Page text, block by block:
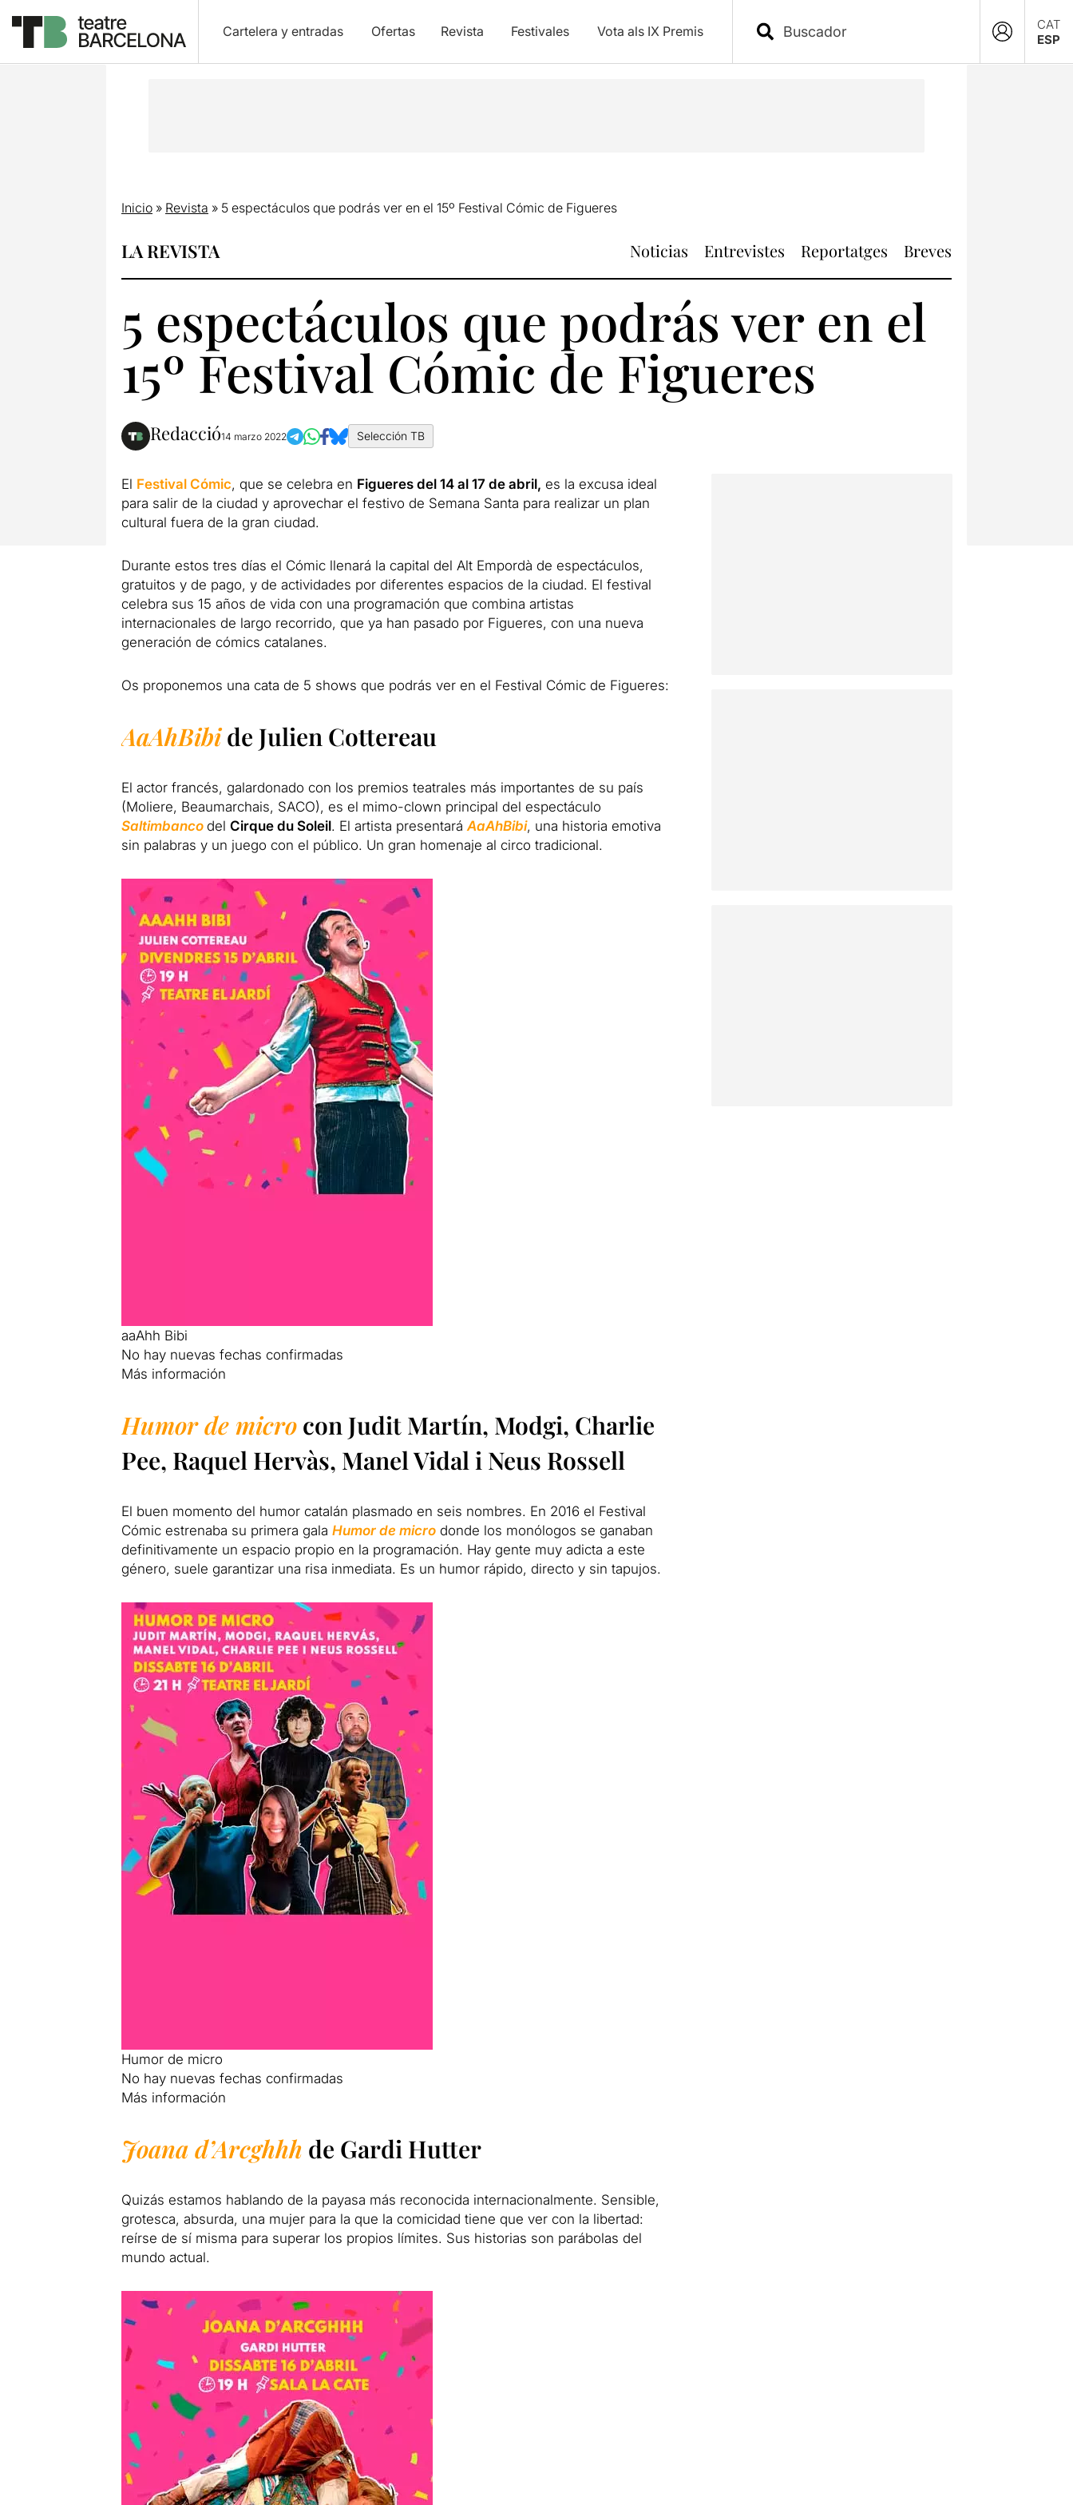
Cartelera y entradas Ofertas Revista Festivales Vota als IX Premis
CAT
ESP
Inicio» Revista » 5 espectáculos que podrás ver en el 15º Festival Cómic de Figueres
LA REVISTA Noticias Entrevistes Reportatges Breves
5 espectáculos que podrás ver en el
15º Festival Cómic de Figueres
Redacció14 marzo 2022 Selección TB
El Festival Cómic, que se celebra en Figueres del 14 al 17 de abril, es la excusa ideal
para salir de la ciudad y aprovechar el festivo de Semana Santa para realizar un plan
cultural fuera de la gran ciudad.
Durante estos tres días el Cómic llenará la capital del Alt Empordà de espectáculos,
gratuitos y de pago, y de actividades por diferentes espacios de la ciudad. El festival
celebra sus 15 años de vida con una programación que combina artistas
internacionales de largo recorrido, que ya han pasado por Figueres, con una nueva
generación de cómics catalanes.
Os proponemos una cata de 5 shows que podrás ver en el Festival Cómic de Figueres:
AaAhBibi de Julien Cottereau
El actor francés, galardonado con los premios teatrales más importantes de su país
(Moliere, Beaumarchais, SACO), es el mimo-clown principal del espectáculo
Saltimbanco del Cirque du Soleil. El artista presentaráAaAhBibi, una historia emotiva
sin palabras y un juego con el público. Un gran homenaje al circo tradicional.
aaAhh Bibi
No hay nuevas fechas confirmadas
Más información
Humor de microcon Judit Martín, Modgi, Charlie
Pee, Raquel Hervàs, Manel Vidal i Neus Rossell
El buen momento del humor catalán plasmado en seis nombres. En 2016 el Festival
Cómic estrenaba su primera gala Humor de microdonde los monólogos se ganaban
definitivamente un espacio propio en la programación. Hay gente muy adicta a este
género, suele garantizar una risa inmediata. Es un humor rápido, directo y sin tapujos.
Humor de micro
No hay nuevas fechas confirmadas
Más información
Joana d’Arcghhh de Gardi Hutter
Quizás estamos hablando de la payasa más reconocida internacionalmente. Sensible,
grotesca, absurda, una mujer para la que la comicidad tiene que ver con la libertad:
reírse de sí misma para superar los propios límites. Sus historias son parábolas del
mundo actual.